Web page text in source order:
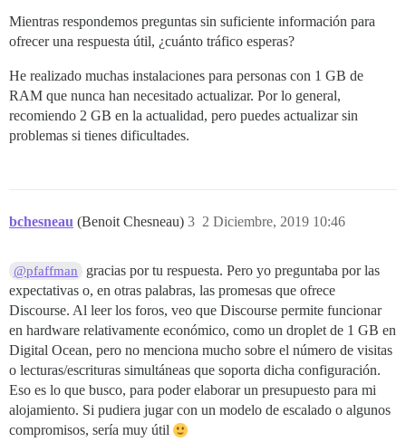
Mientras respondemos preguntas sin suficiente información para
ofrecer una respuesta útil, ¿cuánto tráfico esperas?
He realizado muchas instalaciones para personas con 1 GB de
RAM que nunca han necesitado actualizar. Por lo general,
recomiendo 2 GB en la actualidad, pero puedes actualizar sin
problemas si tienes dificultades.
bchesneau (Benoit Chesneau) 2 Diciembre, 2019 10:46
3
@pfaffman
gracias por tu respuesta. Pero yo preguntaba por las
expectativas o, en otras palabras, las promesas que ofrece
Discourse. Al leer los foros, veo que Discourse permite funcionar
en hardware relativamente económico, como un droplet de 1 GB en
Digital Ocean, pero no menciona mucho sobre el número de visitas
o lecturas/escrituras simultáneas que soporta dicha configuración.
Eso es lo que busco, para poder elaborar un presupuesto para mi
alojamiento. Si pudiera jugar con un modelo de escalado o algunos
compromisos, sería muy útil